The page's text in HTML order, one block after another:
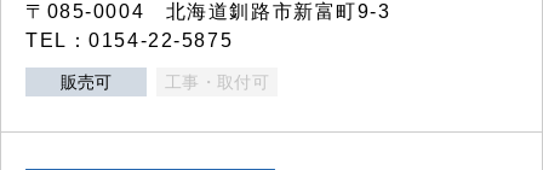
〒085-0004 北海道釧路市新富町9-3
TEL：0154-22-5875
販売可 工事・取付可